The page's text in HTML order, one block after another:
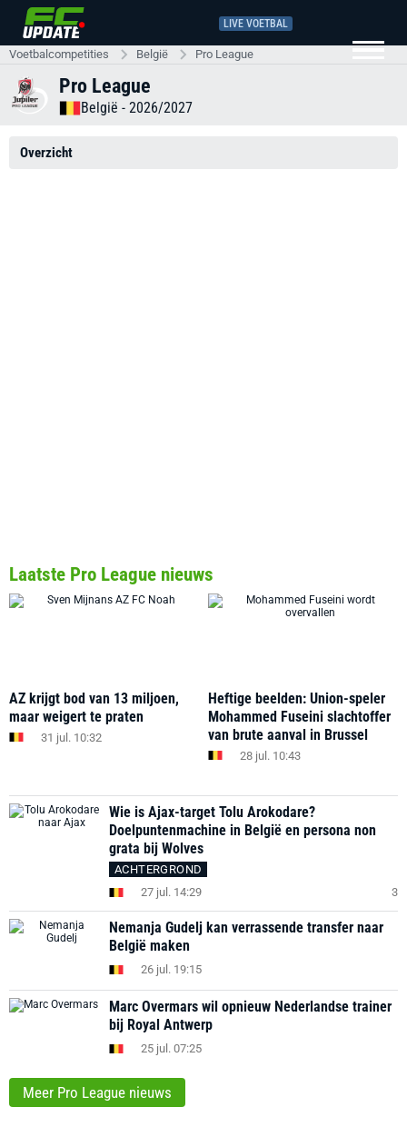
LIVE VOETBAL
Voetbalcompetities België Pro League
Pro League
België - 2026/2027
Overzicht
Laatste Pro League nieuws
AZ krijgt bod van 13 miljoen,
maar weigert te praten
31 jul. 10:32
Heftige beelden: Union-speler
Mohammed Fuseini slachtoffer
van brute aanval in Brussel
28 jul. 10:43
Wie is Ajax-target Tolu Arokodare?
Doelpuntenmachine in België en persona non
grata bij Wolves
ACHTERGROND
27 jul. 14:29
3
Nemanja Gudelj kan verrassende transfer naar
België maken
26 jul. 19:15
Marc Overmars wil opnieuw Nederlandse trainer
bij Royal Antwerp
25 jul. 07:25
Meer Pro League nieuws